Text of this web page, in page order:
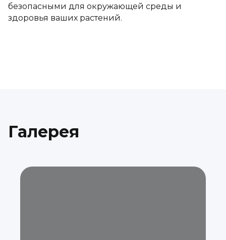
безопасными для окружающей среды и
здоровья ваших растений.
Галерея